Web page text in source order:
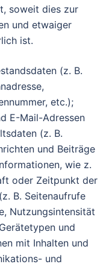
soweit dies zur
und etwaiger
ist.
(z. B.
etc.);
E-Mail-Adressen
(z. B.
und Beiträge
wie z.
oder Zeitpunkt der
B. Seitenaufrufe
Nutzungsintensität
und
mit Inhalten und
und